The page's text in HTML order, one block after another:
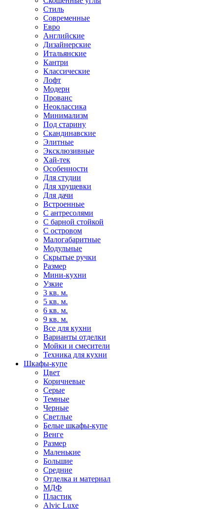
Стиль
Современные
Евро
Английские
Дизайнерские
Итальянские
Кантри
Классические
Лофт
Модерн
Прованс
Неоклассика
Минимализм
Под старину
Скандинавские
Элитные
Эксклюзивные
Хай-тек
Особенности
Для студии
Для хрущевки
Для дачи
Встроенные
С антресолями
С барной стойкой
С островом
Малогабаритные
Модульные
Скрытые ручки
Размер
Мини-кухни
Узкие
3 кв. м.
5 кв. м.
6 кв. м.
9 кв. м.
Все для кухни
Варианты отделки
Мойки и смесители
Техника для кухни
Шкафы-купе
Цвет
Коричневые
Серые
Темные
Черные
Светлые
Белые шкафы-купе
Венге
Размер
Маленькие
Большие
Средние
Отделка и материал
МДФ
Пластик
Alvic Luxe